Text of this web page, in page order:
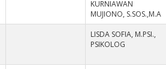
KURNIAWAN
MUJIONO, S.SOS.,M.A
LISDA SOFIA, M.PSI.,
PSIKOLOG